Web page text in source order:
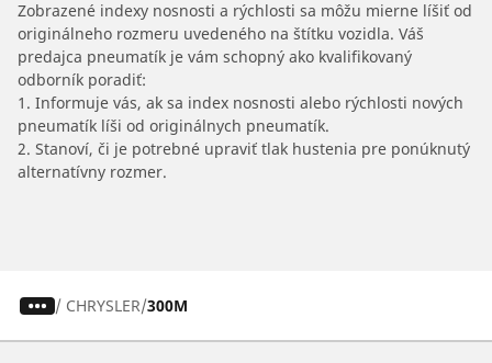
Zobrazené indexy nosnosti a rýchlosti sa môžu mierne líšiť od
originálneho rozmeru uvedeného na štítku vozidla. Váš
predajca pneumatík je vám schopný ako kvalifikovaný
odborník poradiť:
1. Informuje vás, ak sa index nosnosti alebo rýchlosti nových
pneumatík líši od originálnych pneumatík.
2. Stanoví, či je potrebné upraviť tlak hustenia pre ponúknutý
alternatívny rozmer.
/ CHRYSLER 300M